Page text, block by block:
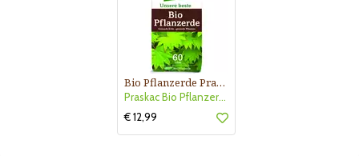
Bio Pflanzerde Praskac
Praskac Bio Pflanzerde
€ 12,99